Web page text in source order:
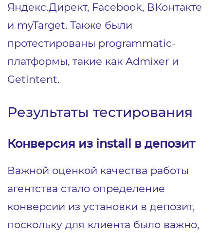
Яндекс.Директ, Facebook, ВКонтакте
и myTarget. Также были
протестированы programmatic-
платформы, такие как Admixer и
Getintent.
Результаты тестирования
Конверсия из install в депозит
Важной оценкой качества работы
агентства стало определение
конверсии из установки в депозит,
поскольку для клиента было важно,